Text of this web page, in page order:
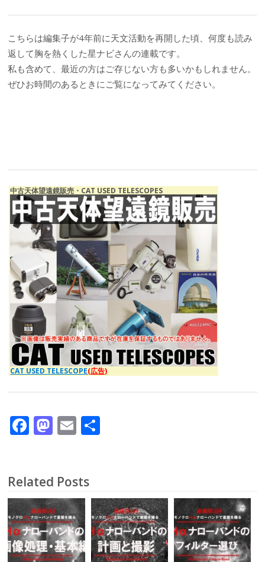
こちらは編集子が4年前に天文活動を再開した頃、何度も読み
返して胸を熱くした星ナビさんの連載です。
私も含めて、最近の方はご存じない方も多いかもしれません。
ぜひお時間のあるときにご覧になってみてください。
中古天体望遠鏡販売・CAT USED TELESCOPES
CAT USED TELESCOPE(広告)
F
b
o
o
k
M
d
o
n
E
l
Related Posts